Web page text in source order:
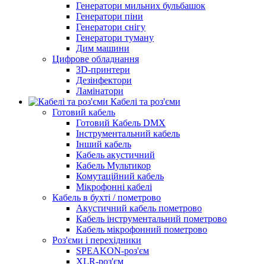
Генератори мильних бульбашок
Генератори піни
Генератори снігу
Генератори туману
Дим машини
Цифрове обладнання
3D-принтери
Дезінфектори
Ламінатори
Кабелі та роз'єми
Готовий кабель
Готовий Кабель DMX
Інструментальний кабель
Інший кабель
Кабель акустичний
Кабель Мультикор
Комутаційний кабель
Мікрофонні кабелі
Кабель в бухті / пометрово
Акустичний кабель пометрово
Кабель інструментальний пометрово
Кабель мікрофонний пометрово
Роз'єми і перехідники
SPEAKON-роз'єм
XLR-роз'єм